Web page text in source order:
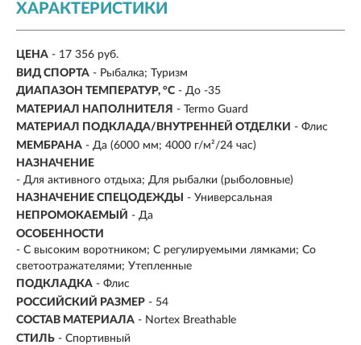
ХАРАКТЕРИСТИКИ
ЦЕНА - 17 356 руб.
ВИД СПОРТА - Рыбалка; Туризм
ДИАПАЗОН ТЕМПЕРАТУР, °С - До -35
МАТЕРИАЛ НАПОЛНИТЕЛЯ - Termo Guard
МАТЕРИАЛ ПОДКЛАДА/ВНУТРЕННЕЙ ОТДЕЛКИ - Флис
МЕМБРАНА - Да (6000 мм; 4000 г/м²/24 час)
НАЗНАЧЕНИЕ
- Для активного отдыха; Для рыбалки (рыболовные)
НАЗНАЧЕНИЕ СПЕЦОДЕЖДЫ
- Универсальная
НЕПРОМОКАЕМЫЙ - Да
ОСОБЕННОСТИ
- С высоким воротником; С регулируемыми лямками; Со
светоотражателями; Утепленные
ПОДКЛАДКА - Флис
РОССИЙСКИЙ РАЗМЕР - 54
СОСТАВ МАТЕРИАЛА - Nortex Breathable
СТИЛЬ - Спортивный